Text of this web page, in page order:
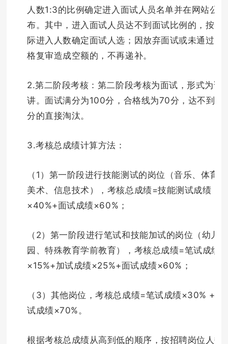
人数1:3的比例确定进入面试人员名单并在网站公
布。其中，进入面试人员达不到面试比例的，按实
际进入人数确定面试人选；因放弃面试或未通过资
格复审造成空额的，不再递补。
2.第二阶段考核：第二阶段考核为面试，形式为试
讲。面试满分为100分，合格线为70分，达不到70
分的直接淘汰。
3.考核总成绩计算方法：
（1）第一阶段进行技能测试的岗位（音乐、体育、
美术、信息技术），考核总成绩=技能测试成绩
×40%+面试成绩×60%；
（2）第一阶段进行笔试和技能加试的岗位（幼儿
园、特殊教育学前教育），考核总成绩=笔试成绩
×15%+加试成绩×25%+面试成绩×60%；
（3）其他岗位，考核总成绩=笔试成绩×30% +面
试成绩×70%。
根据考核总成绩从高到低的顺序，按招聘岗位人数